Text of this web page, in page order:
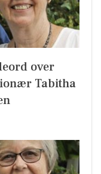
over
Tabitha